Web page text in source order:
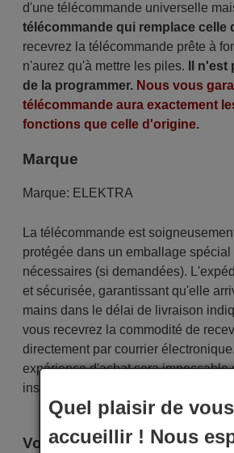
d'une télécommande universelle
télécommande qui remplace celle
recevrez la télécommande prête à
n'aurez qu'à mettre les piles.
Il
de la programmer. Nous vous
télécommande aura exactement
fonctions que celle d'origine.
Marque
Marque: ELEKTRA
La télécommande est
protégée dans un emballage
nécessaires (si demandées).
et sécurisée, garantissant qu'elle
mains dans le délai de livraison
vous recevrez la commodité de
directement par courrier
expérience d'achat sera impeccable
instant !
Voici certains modèles qui
Quel plaisir de vous
accueillir ! Nous